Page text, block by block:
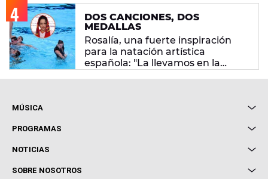
DOS CANCIONES, DOS
MEDALLAS
Rosalía, una fuerte inspiración
para la natación artística
española: "La llevamos en la
MÚSICA
Local de Ensayo Europa FM
Conciertos
PROGRAMAS
Cuerpos especiales
Locutores Europa FM
NOTICIAS
Cine y Televisión
SOBRE NOSOTROS